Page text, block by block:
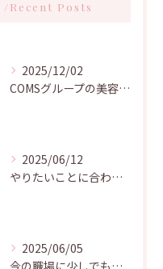
Recent Posts
2025/12/02
COMSグループの美容師求人｜2026年募集
2025/06/12
やりたいことに合わせて選べる！キャリアが積める美容院はコムズグループへ！
2025/06/05
今の職場に少しでも不安を持たれている方、必見！[名古屋美容師求人]